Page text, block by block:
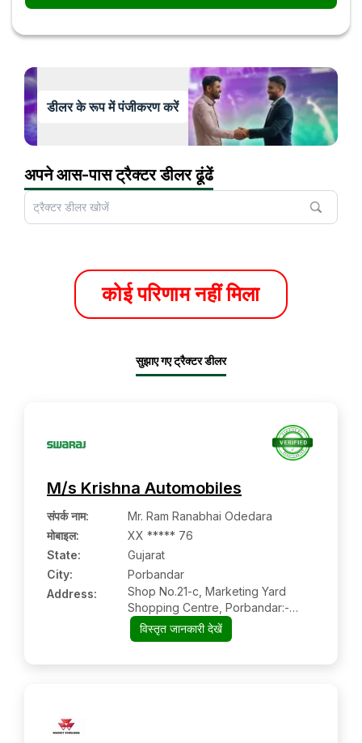
डीलर के रूप में पंजीकरण करें
अपने आस-पास ट्रैक्टर डीलर ढूंढें
कोई परिणाम नहीं मिला
सुझाए गए ट्रैक्टर डीलर
M/s Krishna Automobiles
संपर्क नाम:
Mr. Ram Ranabhai Odedara
मोबाइल:
XX ***** 76
State:
Gujarat
City:
Porbandar
Address:
Shop No.21-c, Marketing Yard
Shopping Centre, Porbandar:-
360575, Porbandar, Gujarat
विस्तृत जानकारी देखें